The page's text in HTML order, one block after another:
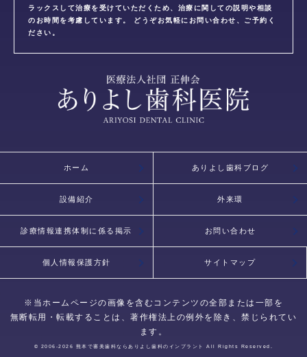
ラックスして治療を受けていただくため、治療に関しての説明や相談
のお時間を考慮しています。 どうぞお気軽にお問い合わせ、ご予約く
ださい。
ホーム ありよし歯科ブログ
設備紹介 外来環
診療情報連携体制に係る掲示 お問い合わせ
個人情報保護方針 サイトマップ
※当ホームページの画像を含むコンテンツの全部または一部を
無断転用・転載することは、著作権法上の例外を除き、禁じられてい
ます。
© 2006-2026 熊本で審美歯科ならありよし歯科のインプラント All Rights Reserved.